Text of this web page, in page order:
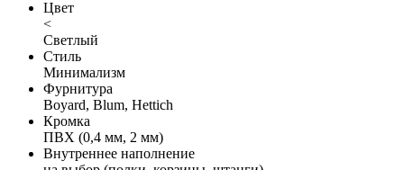
Цвет
<
Светлый
Стиль
Минимализм
Фурнитура
Boyard, Blum, Hettich
Кромка
ПВХ (0,4 мм, 2 мм)
Внутреннее наполнение